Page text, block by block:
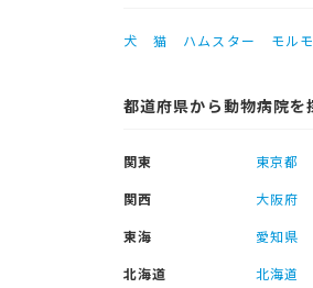
犬 猫 ハムスター モル
都道府県から動物病院を
関東 東京都
関西
大阪府
東海
愛知県
北海道
北海道